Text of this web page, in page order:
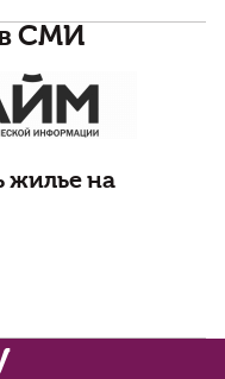
СМИ
жилье на